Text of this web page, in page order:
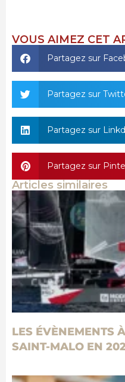
VOUS AIMEZ CET
Partagez sur
Partagez sur
Partagez sur
Partagez sur
Articles similaires
LES ÉVÈNEMENTS
SAINT-MALO EN